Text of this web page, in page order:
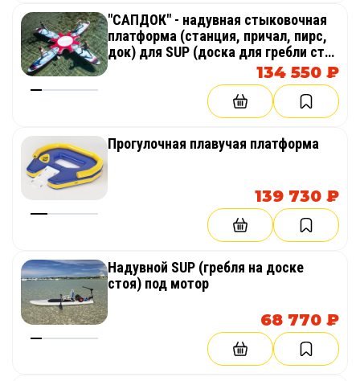
"САПДОК" - надувная стыковочная
платформа (станция, причал, пирс,
док) для SUP (доска для гребли стоя
134 550 ₽
Прогулочная плавучая платформа
139 730 ₽
Надувной SUP (гребля на доске
стоя) под мотор
68 770 ₽